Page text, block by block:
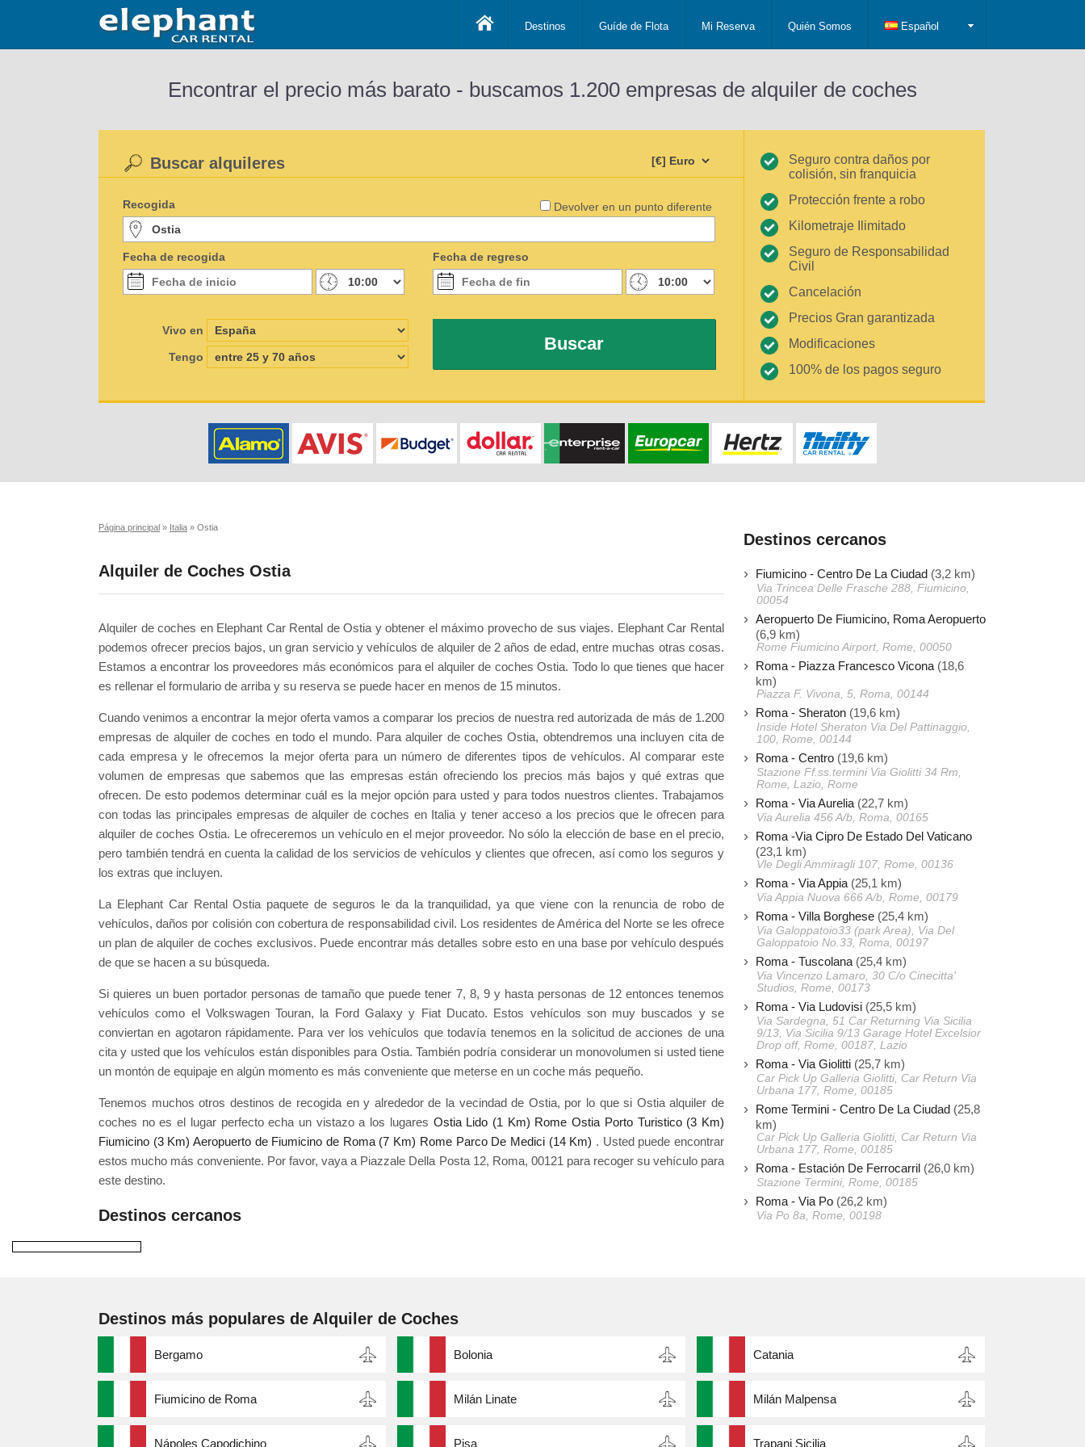
Destinos Guíde de Flota Mi Reserva Quién Somos Español
Encontrar el precio más barato - buscamos 1.200 empresas de alquiler de coches
Devolver en un punto diferente
Buscar alquileres
Recogida
Fecha de recogida Fecha de regreso
Vivo en
Tengo
Buscar
Seguro contra daños por
colisión, sin franquicia
Protección frente a robo
Kilometraje Ilimitado
Seguro de Responsabilidad
Civil
Cancelación
Precios Gran garantizada
Modificaciones
100% de los pagos seguro
Página principal » Italia » Ostia
Alquiler de Coches Ostia
Alquiler de coches en Elephant Car Rental de Ostia y obtener el máximo provecho de sus viajes. Elephant Car Rental
podemos ofrecer precios bajos, un gran servicio y vehículos de alquiler de 2 años de edad, entre muchas otras cosas.
Estamos a encontrar los proveedores más económicos para el alquiler de coches Ostia. Todo lo que tienes que hacer
es rellenar el formulario de arriba y su reserva se puede hacer en menos de 15 minutos.
Cuando venimos a encontrar la mejor oferta vamos a comparar los precios de nuestra red autorizada de más de 1.200
empresas de alquiler de coches en todo el mundo. Para alquiler de coches Ostia, obtendremos una incluyen cita de
cada empresa y le ofrecemos la mejor oferta para un número de diferentes tipos de vehículos. Al comparar este
volumen de empresas que sabemos que las empresas están ofreciendo los precios más bajos y qué extras que
ofrecen. De esto podemos determinar cuál es la mejor opción para usted y para todos nuestros clientes. Trabajamos
con todas las principales empresas de alquiler de coches en Italia y tener acceso a los precios que le ofrecen para
alquiler de coches Ostia. Le ofreceremos un vehículo en el mejor proveedor. No sólo la elección de base en el precio,
pero también tendrá en cuenta la calidad de los servicios de vehículos y clientes que ofrecen, así como los seguros y
los extras que incluyen.
La Elephant Car Rental Ostia paquete de seguros le da la tranquilidad, ya que viene con la renuncia de robo de
vehículos, daños por colisión con cobertura de responsabilidad civil. Los residentes de América del Norte se les ofrece
un plan de alquiler de coches exclusivos. Puede encontrar más detalles sobre esto en una base por vehículo después
de que se hacen a su búsqueda.
Si quieres un buen portador personas de tamaño que puede tener 7, 8, 9 y hasta personas de 12 entonces tenemos
vehículos como el Volkswagen Touran, la Ford Galaxy y Fiat Ducato. Estos vehículos son muy buscados y se
conviertan en agotaron rápidamente. Para ver los vehículos que todavía tenemos en la solicitud de acciones de una
cita y usted que los vehículos están disponibles para Ostia. También podría considerar un monovolumen si usted tiene
un montón de equipaje en algún momento es más conveniente que meterse en un coche más pequeño.
Tenemos muchos otros destinos de recogida en y alrededor de la vecindad de Ostia, por lo que si Ostia alquiler de
coches no es el lugar perfecto echa un vistazo a los lugares Ostia Lido (1 Km) Rome Ostia Porto Turistico (3 Km)
Fiumicino (3 Km) Aeropuerto de Fiumicino de Roma (7 Km) Rome Parco De Medici (14 Km) . Usted puede encontrar
estos mucho más conveniente. Por favor, vaya a Piazzale Della Posta 12, Roma, 00121 para recoger su vehículo para
este destino.
Destinos cercanos
Destinos cercanos
Fiumicino - Centro De La Ciudad (3,2 km)
Via Trincea Delle Frasche 288, Fiumicino,
00054
Aeropuerto De Fiumicino, Roma Aeropuerto
(6,9 km)
Rome Fiumicino Airport, Rome, 00050
Roma - Piazza Francesco Vicona (18,6
km)
Piazza F. Vivona, 5, Roma, 00144
Roma - Sheraton (19,6 km)
Inside Hotel Sheraton Via Del Pattinaggio,
100, Rome, 00144
Roma - Centro (19,6 km)
Stazione Ff.ss.termini Via Giolitti 34 Rm,
Rome, Lazio, Rome
Roma - Via Aurelia (22,7 km)
Via Aurelia 456 A/b, Roma, 00165
Roma -Via Cipro De Estado Del Vaticano
(23,1 km)
Vle Degli Ammiragli 107, Rome, 00136
Roma - Via Appia (25,1 km)
Via Appia Nuova 666 A/b, Rome, 00179
Roma - Villa Borghese (25,4 km)
Via Galoppatoio33 (park Area), Via Del
Galoppatoio No.33, Roma, 00197
Roma - Tuscolana (25,4 km)
Via Vincenzo Lamaro, 30 C/o Cinecitta'
Studios, Rome, 00173
Roma - Via Ludovisi (25,5 km)
Via Sardegna, 51 Car Returning Via Sicilia
9/13, Via Sicilia 9/13 Garage Hotel Excelsior
Drop off, Rome, 00187, Lazio
Roma - Via Giolitti (25,7 km)
Car Pick Up Galleria Giolitti, Car Return Via
Urbana 177, Rome, 00185
Rome Termini - Centro De La Ciudad (25,8
km)
Car Pick Up Galleria Giolitti, Car Return Via
Urbana 177, Rome, 00185
Roma - Estación De Ferrocarril (26,0 km)
Stazione Termini, Rome, 00185
Roma - Via Po (26,2 km)
Via Po 8a, Rome, 00198
Destinos más populares de Alquiler de Coches
Bergamo Bolonia Catania
Fiumicino de Roma Milán Linate Milán Malpensa
Nápoles Capodichino Pisa Trapani Sicilia